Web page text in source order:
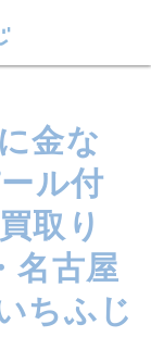
金な
ル付
取り
名古屋
ちふじ